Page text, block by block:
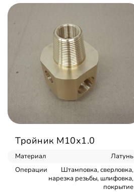
Тройник М10х1.0
Материал
Латунь
Операции
Штамповка, сверловка,
нарезка резьбы, шлифовка,
покрытие